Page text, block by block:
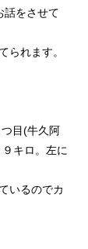
話をさせて
られます。
目(牛久阿
キロ。左に
いるのでカ